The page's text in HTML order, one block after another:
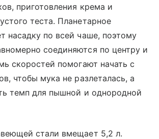
приготовления крема и
теста. Планетарное
насадку по всей чаше, поэтому
соединяются по центру и
скоростей помогают начать с
чтобы мука не разлеталась, а
темп для пышной и однородной
стали вмещает 5,2 л.